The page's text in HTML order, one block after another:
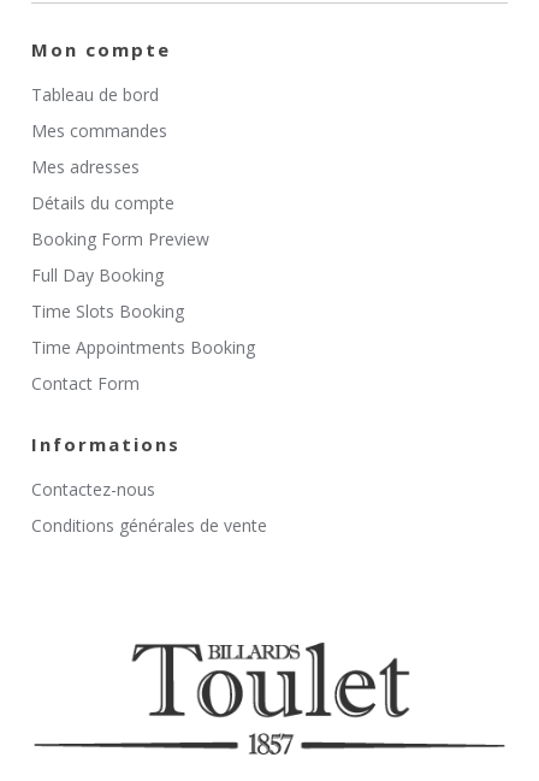
Mon compte
Tableau de bord
Mes commandes
Mes adresses
Détails du compte
Booking Form Preview
Full Day Booking
Time Slots Booking
Time Appointments Booking
Contact Form
Informations
Contactez-nous
Conditions générales de vente